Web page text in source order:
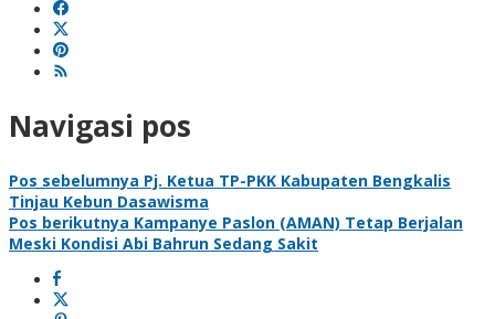
Navigasi pos
Pos sebelumnya Pj. Ketua TP-PKK Kabupaten Bengkalis
Tinjau Kebun Dasawisma
Pos berikutnya Kampanye Paslon (AMAN) Tetap Berjalan
Meski Kondisi Abi Bahrun Sedang Sakit